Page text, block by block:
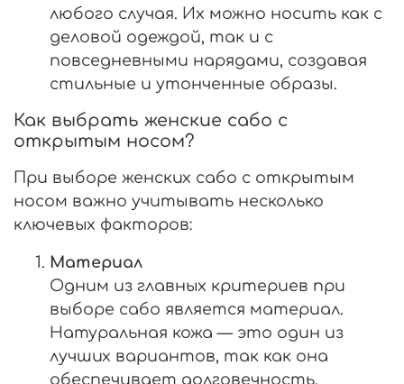
любого случая. Их можно носить как с
деловой одеждой, так и с
повседневными нарядами, создавая
стильные и утонченные образы.
Как выбрать женские сабо с
открытым носом?
При выборе женских сабо с открытым
носом важно учитывать несколько
ключевых факторов:
Материал
Одним из главных критериев при
выборе сабо является материал.
Натуральная кожа — это один из
лучших вариантов, так как она
обеспечивает долговечность,